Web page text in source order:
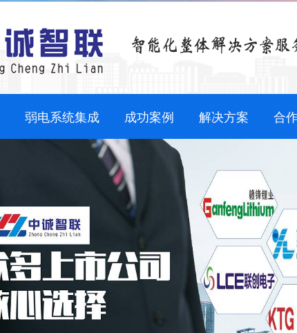
弱电系统集成 成功案例 解决方案 合